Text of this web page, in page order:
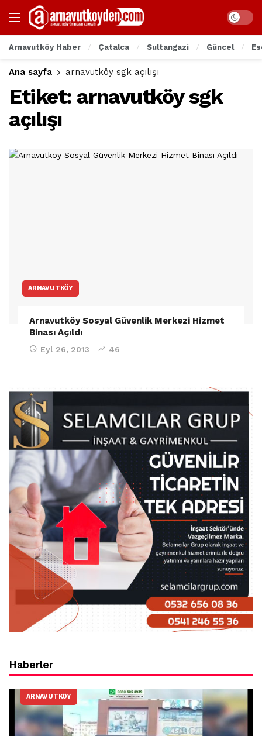
Arnavutköy Haber Çatalca Sultangazi Güncel
Ana sayfa arnavutköy sgk açılışı
Etiket: arnavutköy sgk
açılışı
ARNAVUTKÖY
Arnavutköy Sosyal Güvenlik Merkezi Hizmet
Binası Açıldı
Eyl 26, 2013 46
Haberler
ARNAVUTKÖY